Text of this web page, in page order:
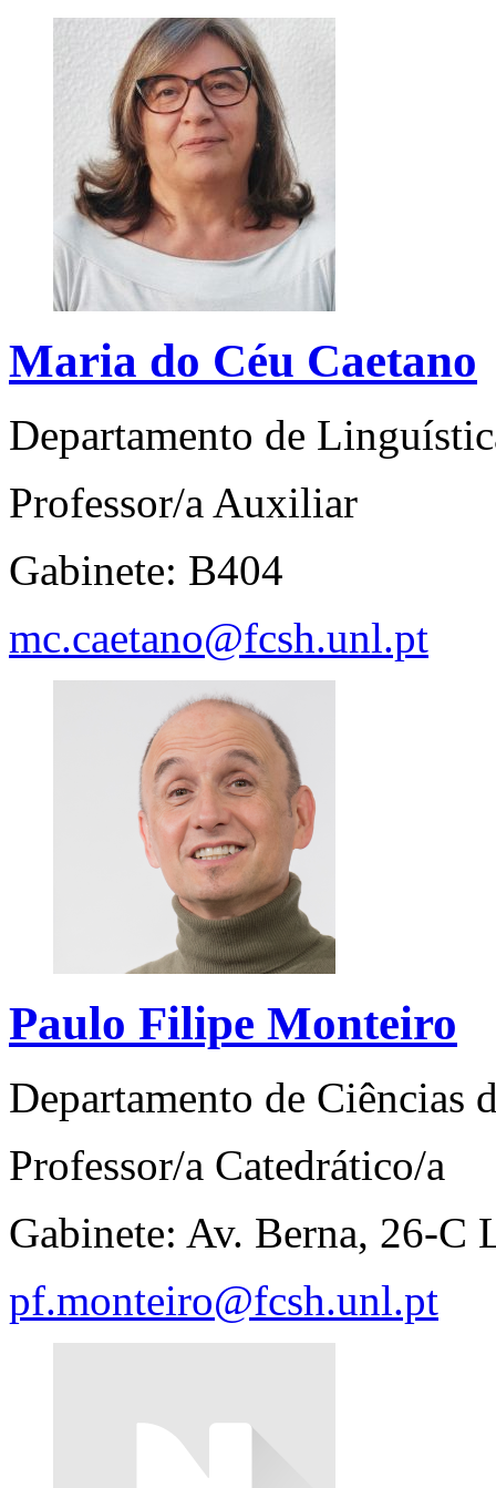
Maria do Céu Caetano
Departamento de
Professor/a Auxiliar
Gabinete: B404
mc.caetano@fcsh.unl.pt
Paulo Filipe Monteiro
Departamento de Ciências
Professor/a Catedrático/a
Gabinete: Av. Berna, 26-C
pf.monteiro@fcsh.unl.pt